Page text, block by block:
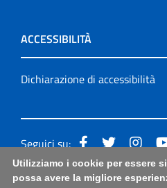
ACCESSIBILITÀ
Dichiarazione di accessibilità
Seguici su:
Accessibilità: form di
Utilizziamo i cookie per essere
possa avere la migliore